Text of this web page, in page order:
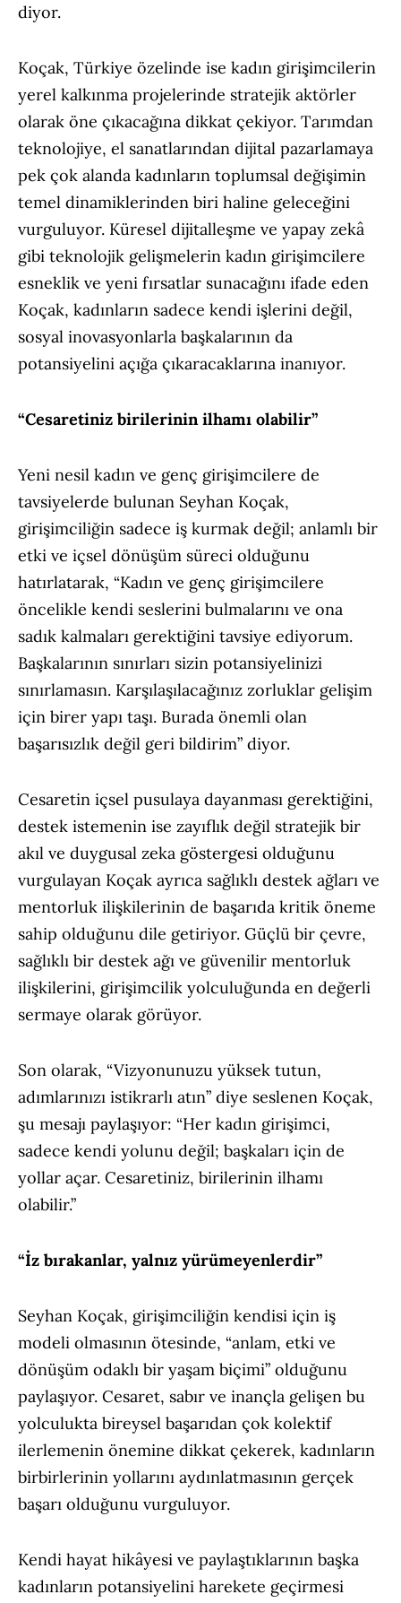
diyor.
Koçak, Türkiye özelinde ise kadın girişimcilerin
yerel kalkınma projelerinde stratejik aktörler
olarak öne çıkacağına dikkat çekiyor. Tarımdan
teknolojiye, el sanatlarından dijital pazarlamaya
pek çok alanda kadınların toplumsal değişimin
temel dinamiklerinden biri haline geleceğini
vurguluyor. Küresel dijitalleşme ve yapay zekâ
gibi teknolojik gelişmelerin kadın girişimcilere
esneklik ve yeni fırsatlar sunacağını ifade eden
Koçak, kadınların sadece kendi işlerini değil,
sosyal inovasyonlarla başkalarının da
potansiyelini açığa çıkaracaklarına inanıyor.
“Cesaretiniz birilerinin ilhamı olabilir”
Yeni nesil kadın ve genç girişimcilere de
tavsiyelerde bulunan Seyhan Koçak,
girişimciliğin sadece iş kurmak değil; anlamlı bir
etki ve içsel dönüşüm süreci olduğunu
hatırlatarak, “Kadın ve genç girişimcilere
öncelikle kendi seslerini bulmalarını ve ona
sadık kalmaları gerektiğini tavsiye ediyorum.
Başkalarının sınırları sizin potansiyelinizi
sınırlamasın. Karşılaşılacağınız zorluklar gelişim
için birer yapı taşı. Burada önemli olan
başarısızlık değil geri bildirim” diyor.
Cesaretin içsel pusulaya dayanması gerektiğini,
destek istemenin ise zayıflık değil stratejik bir
akıl ve duygusal zeka göstergesi olduğunu
vurgulayan Koçak ayrıca sağlıklı destek ağları ve
mentorluk ilişkilerinin de başarıda kritik öneme
sahip olduğunu dile getiriyor. Güçlü bir çevre,
sağlıklı bir destek ağı ve güvenilir mentorluk
ilişkilerini, girişimcilik yolculuğunda en değerli
sermaye olarak görüyor.
Son olarak, “Vizyonunuzu yüksek tutun,
adımlarınızı istikrarlı atın” diye seslenen Koçak,
şu mesajı paylaşıyor: “Her kadın girişimci,
sadece kendi yolunu değil; başkaları için de
yollar açar. Cesaretiniz, birilerinin ilhamı
olabilir.”
“İz bırakanlar, yalnız yürümeyenlerdir”
Seyhan Koçak, girişimciliğin kendisi için iş
modeli olmasının ötesinde, “anlam, etki ve
dönüşüm odaklı bir yaşam biçimi” olduğunu
paylaşıyor. Cesaret, sabır ve inançla gelişen bu
yolculukta bireysel başarıdan çok kolektif
ilerlemenin önemine dikkat çekerek, kadınların
birbirlerinin yollarını aydınlatmasının gerçek
başarı olduğunu vurguluyor.
Kendi hayat hikâyesi ve paylaştıklarının başka
kadınların potansiyelini harekete geçirmesi